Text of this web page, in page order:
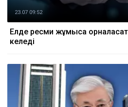
23.07 09:52
Елде ресми жұмысқа
келеді